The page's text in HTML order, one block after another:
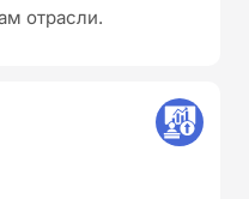
отрасли.